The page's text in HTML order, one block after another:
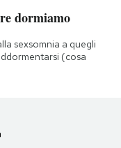
dormiamo
sexsomnia a quegli
(cosa